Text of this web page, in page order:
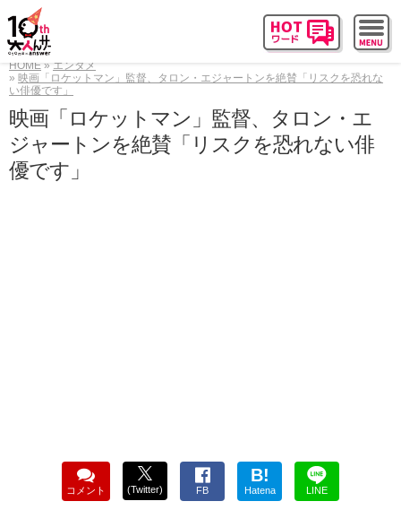
HOME
エンタメ
映画「ロケットマン」監督、タロン・エジャートンを絶賛「リスクを恐れな
い俳優です」
映画「ロケットマン」監督、タロン・エ
ジャートンを絶賛「リスクを恐れない俳
優です」
コメント (Twitter) FB
B!
Hatena LINE